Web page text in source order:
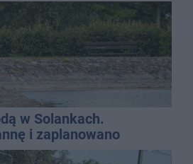
w Solankach.
i zaplanowano